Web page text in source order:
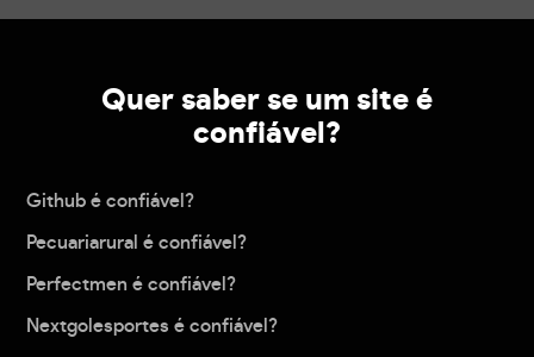
Quer saber se um site é
confiável?
Github é confiável?
Pecuariarural é confiável?
Perfectmen é confiável?
Nextgolesportes é confiável?